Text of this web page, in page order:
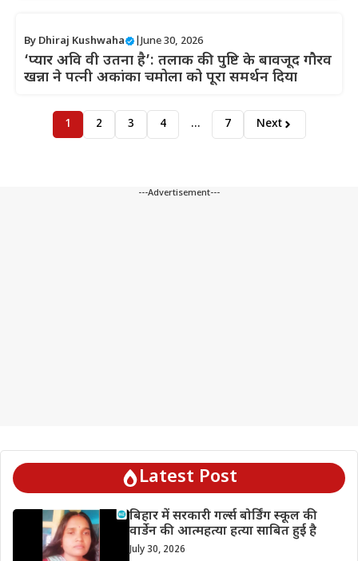
By Dhiraj Kushwaha June 30, 2026
‘प्यार अवि वी उतना है’: तलाक की पुष्टि के बावजूद गौरव
खन्ना ने पत्नी अकांका चमोला को पूरा समर्थन दिया
1 2 3 4 … 7 Next
---Advertisement---
Latest Post
बिहार में सरकारी गर्ल्स बोर्डिंग स्कूल की
वार्डेन की आत्महत्या हत्या साबित हुई है
July 30, 2026